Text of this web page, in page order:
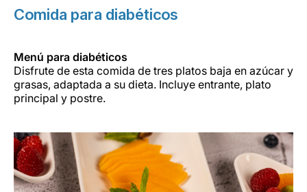
Comida para diabéticos
Menú para diabéticos
Disfrute de esta comida de tres platos baja en azúcar y
grasas, adaptada a su dieta. Incluye entrante, plato
principal y postre.